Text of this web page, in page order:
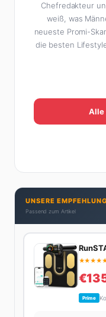
Chefredakteur
weiß, was
neueste Promi-
die besten
Online zu einer
Plattformen im
Sein Weg dahin
eine Hälfte
Gastronomie – mit
dran. Wenn Maik
aus der
Lifestyle-
ihn beim
mit Freunden
perfekten
Alle
UNSERE
Passend zum Artikel
★★★★
Prime